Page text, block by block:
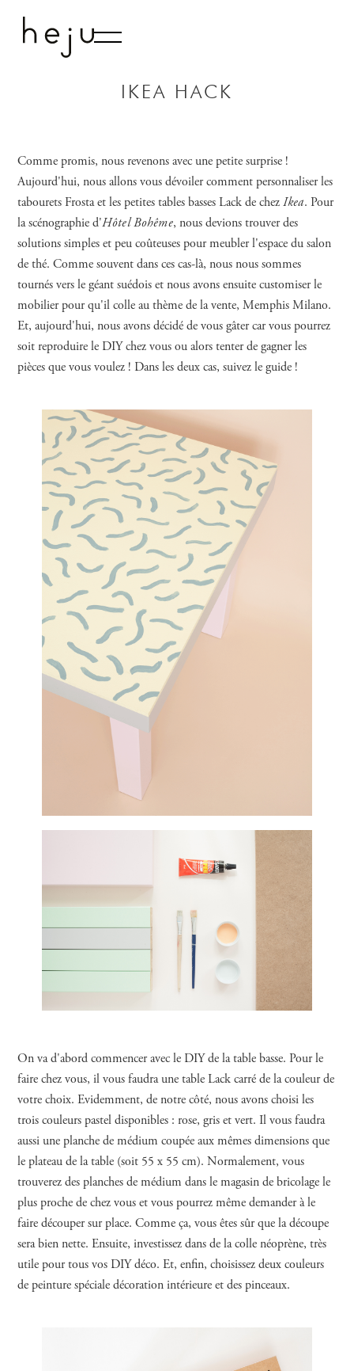
IKEA HACK
Comme promis, nous revenons avec une petite surprise !
Aujourd'hui, nous allons vous dévoiler comment personnaliser les
tabourets Frosta et les petites tables basses Lack de chezIkea. Pour
la scénographie d'Hôtel Bohême, nous devions trouver des
solutions simples et peu coûteuses pour meubler l'espace du salon
de thé. Comme souvent dans ces cas-là, nous nous sommes
tournés vers le géant suédois et nous avons ensuite customiser le
mobilier pour qu'il colle au thème de la vente, Memphis Milano.
Et, aujourd'hui, nous avons décidé de vous gâter car vous pourrez
soit reproduire le DIY chez vous ou alors tenter de gagner les
pièces que vous voulez ! Dans les deux cas, suivez le guide !
On va d'abord commencer avec le DIY de la table basse. Pour le
faire chez vous, il vous faudra une table Lack carré de la couleur de
votre choix. Evidemment, de notre côté, nous avons choisi les
trois couleurs pastel disponibles : rose, gris et vert. Il vous faudra
aussi une planche de médium coupée aux mêmes dimensions que
le plateau de la table (soit 55 x 55 cm). Normalement, vous
trouverez des planches de médium dans le magasin de bricolage le
plus proche de chez vous et vous pourrez même demander à le
faire découper sur place. Comme ça, vous êtes sûr que la découpe
sera bien nette. Ensuite, investissez dans de la colle néoprène, très
utile pour tous vos DIY déco. Et, enfin, choisissez deux couleurs
de peinture spéciale décoration intérieure et des pinceaux.